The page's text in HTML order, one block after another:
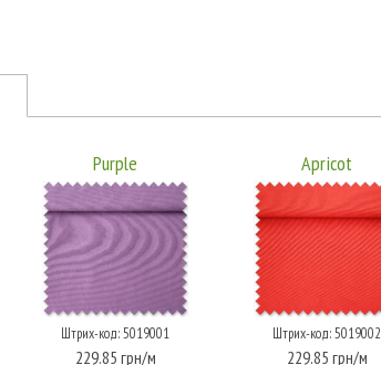
Purple
Штрих-код: 5019001
229.85 грн/м
Apricot
Штрих-код: 5019002
229.85 грн/м